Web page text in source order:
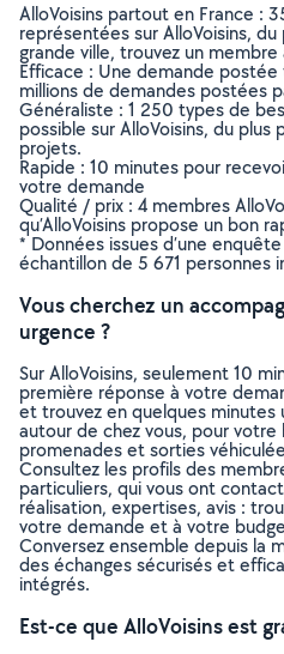
AlloVoisins partout en France :
représentées sur AlloVoisins,
grande ville, trouvez un
Efficace : Une demande
millions de demandes postées
Généraliste : 1 250 types de
possible sur AlloVoisins, du
projets.
Rapide : 10 minutes pour
votre demande
Qualité / prix : 4 membres
qu’AlloVoisins propose un bon
* Données issues d’une
échantillon de 5 671 personnes
Vous cherchez un
urgence ?
Sur AlloVoisins, seulement 10
première réponse à votre
et trouvez en quelques
autour de chez vous, pour
promenades et sorties
Consultez les profils des
particuliers, qui vous ont
réalisation, expertises, avis :
votre demande et à votre
Conversez ensemble depuis la
des échanges sécurisés et
intégrés.
Est-ce que AlloVoisins est